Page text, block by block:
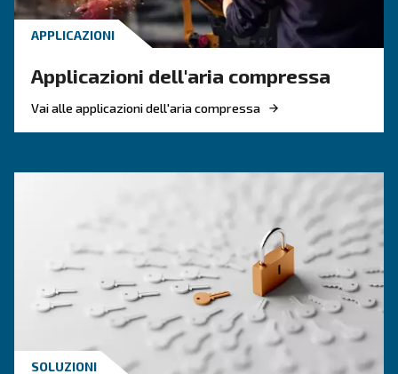
CONOSCERE L'ARIA COMPRESSA
Perdite dell’aria
più comuni e come
Le perdite dei compressori d'aria possono
diversi problemi. Ulteriori informazioni sui più
e su come rilevarli